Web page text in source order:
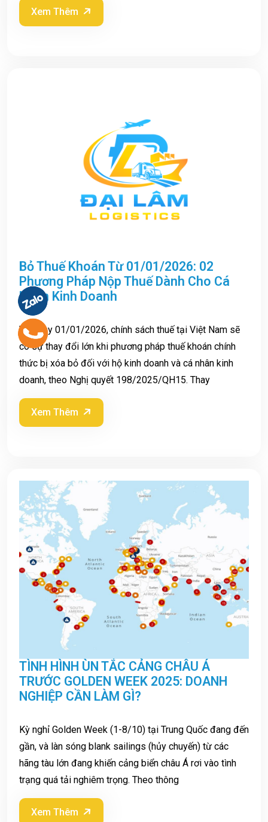
Xem Thêm
Bỏ Thuế Khoán Từ 01/01/2026: 02
Phương Pháp Nộp Thuế Dành Cho Cá
Nhân Kinh Doanh
Từ ngày 01/01/2026, chính sách thuế tại Việt Nam sẽ
có sự thay đổi lớn khi phương pháp thuế khoán chính
thức bị xóa bỏ đối với hộ kinh doanh và cá nhân kinh
doanh, theo Nghị quyết 198/2025/QH15. Thay
Xem Thêm
TÌNH HÌNH ÙN TẮC CẢNG CHÂU Á
TRƯỚC GOLDEN WEEK 2025: DOANH
NGHIỆP CẦN LÀM GÌ?
Kỳ nghỉ Golden Week (1-8/10) tại Trung Quốc đang đến
gần, và làn sóng blank sailings (hủy chuyến) từ các
hãng tàu lớn đang khiến cảng biển châu Á rơi vào tình
trạng quá tải nghiêm trọng. Theo thông
Xem Thêm